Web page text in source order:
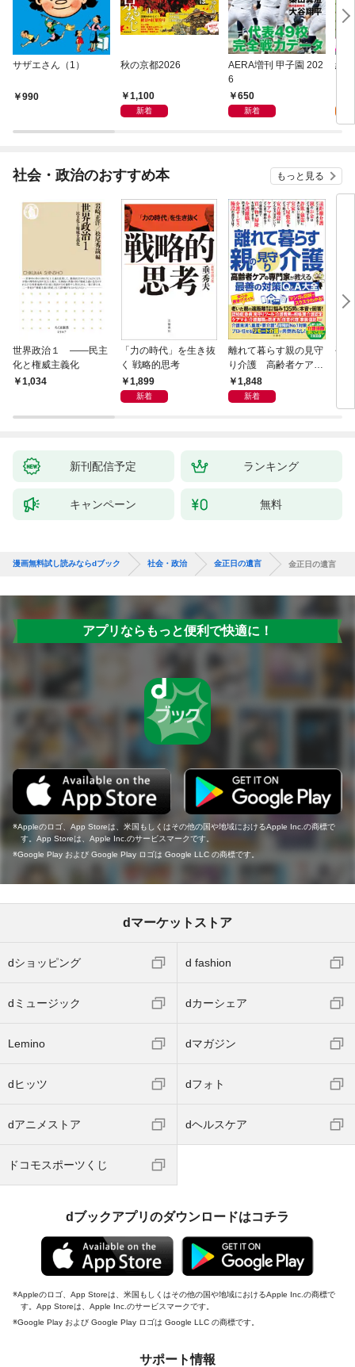
サザエさん（1）
990
秋の京都2026
1,100
新着
AERA増刊 甲子園 202
6
650
新着
終
社会・政治のおすすめ本 もっと見る
世界政治１ ――民主
化と権威主義化
1,034
「力の時代」を生き抜
く 戦略的思考
1,899
新着
離れて暮らす親の見守
り介護 高齢者ケアの
専門家が教える最善の
対策Q＆A大全
1,848
新着
平
新刊配信予定 ランキング
キャンペーン 無料
漫画無料試し読みならdブック 社会・政治 金正日の遺言 金正日の遺言
アプリならもっと便利で快適に！
Appleのロゴ、App Storeは、米国もしくはその他の国や地域におけるApple Inc.の商標で
す。App Storeは、Apple Inc.のサービスマークです。
Google Play および Google Play ロゴは Google LLC の商標です。
dマーケットストア
dショッピング d fashion
dミュージック dカーシェア
Lemino dマガジン
dヒッツ dフォト
dアニメストア dヘルスケア
ドコモスポーツくじ
dブックアプリのダウンロードはコチラ
Appleのロゴ、App Storeは、米国もしくはその他の国や地域におけるApple Inc.の商標で
す。App Storeは、Apple Inc.のサービスマークです。
Google Play および Google Play ロゴは Google LLC の商標です。
サポート情報